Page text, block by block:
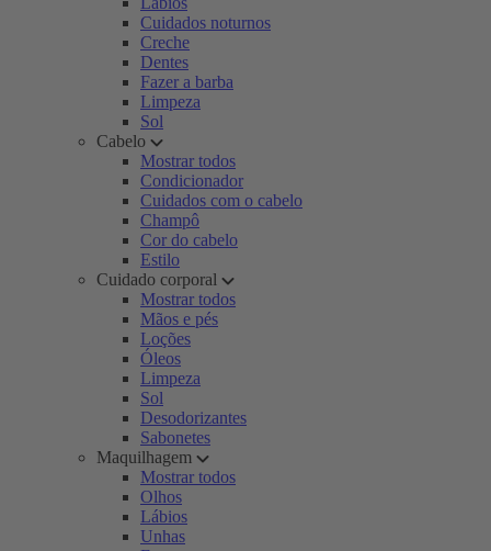
Cuidados noturnos
Creche
Dentes
Fazer a barba
Limpeza
Sol
Cabelo
Mostrar todos
Condicionador
Cuidados com o cabelo
Champô
Cor do cabelo
Estilo
Cuidado corporal
Mostrar todos
Mãos e pés
Loções
Óleos
Limpeza
Sol
Desodorizantes
Sabonetes
Maquilhagem
Mostrar todos
Olhos
Lábios
Unhas